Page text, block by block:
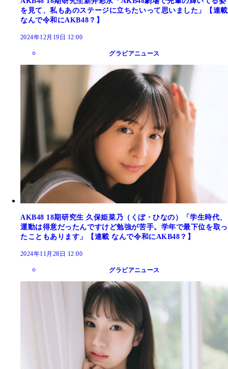
を見て、私もあのステージに立ちたいって思いました」【連載
なんで令和にAKB48？】
2024年12月19日 12:00
グラビアニュース
AKB48 18期研究生 久保姫菜乃（くぼ・ひなの）「学生時代、
運動は得意だったんですけど勉強が苦手。学年で最下位を取っ
たこともあります」【連載 なんで令和にAKB48？】
2024年11月28日 12:00
グラビアニュース